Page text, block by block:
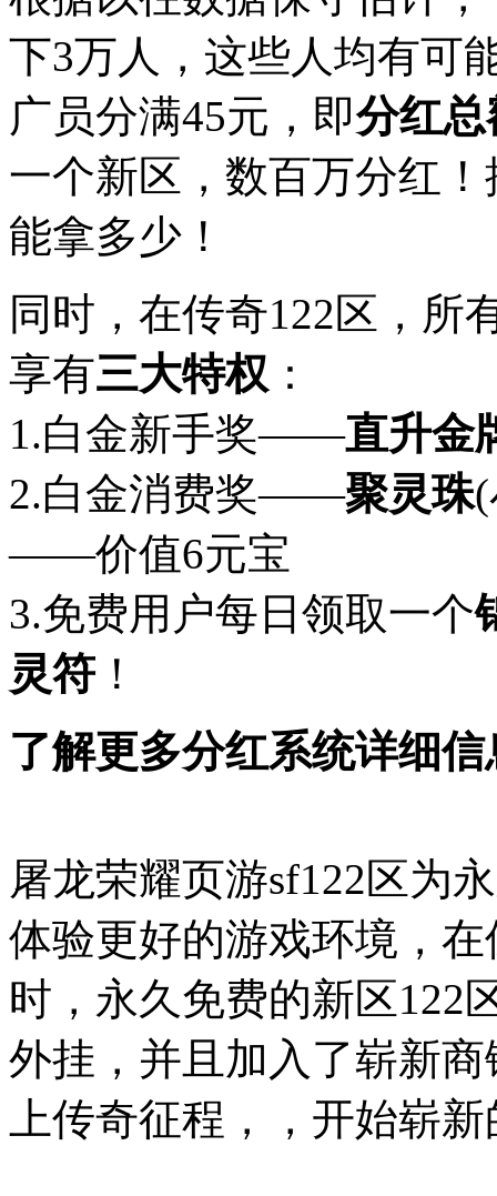
下3万人，这些人均有可
广员分满45元，即分红
一个新区，数百万分红
能拿多少！
同时，在传奇122区，所
享有三大特权 ：
1.白金新手奖——直升金
2.白金消费奖——聚灵珠
――价值6元宝
3.免费用户每日领取一个
灵符！
了解更多分红系统详细
屠龙荣耀页游sf122区为
体验更好的游戏环境，
时，永久免费的新区122
外挂，并且加入了崭新
上传奇征程，，开始崭